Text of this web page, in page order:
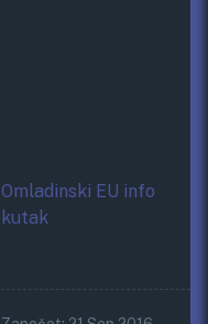
Omladinski EU info
kutak